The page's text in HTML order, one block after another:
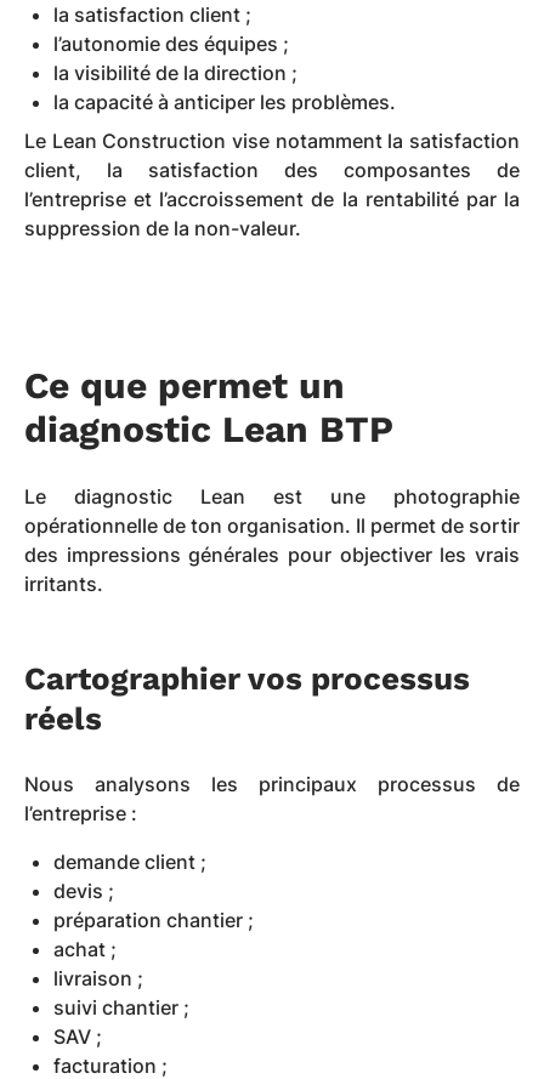
la satisfaction client ;
l’autonomie des équipes ;
la visibilité de la direction ;
la capacité à anticiper les problèmes.
Le Lean Construction vise notamment la satisfaction
client, la satisfaction des composantes de
l’entreprise et l’accroissement de la rentabilité par la
suppression de la non-valeur.
Ce que permet un
diagnostic Lean BTP
Le diagnostic Lean est une photographie
opérationnelle de ton organisation. Il permet de sortir
des impressions générales pour objectiver les vrais
irritants.
Cartographier vos processus
réels
Nous analysons les principaux processus de
l’entreprise :
demande client ;
devis ;
préparation chantier ;
achat ;
livraison ;
suivi chantier ;
SAV ;
facturation ;